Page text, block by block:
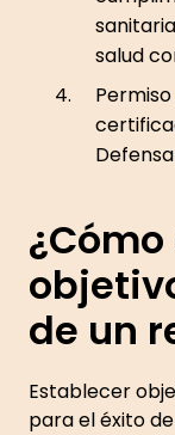
salud
de un
Establecer
para el éxito